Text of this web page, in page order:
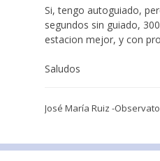
Si, tengo autoguiado,
segundos sin guiado,
estacion mejor, y con
Saludos
José María Ruiz -